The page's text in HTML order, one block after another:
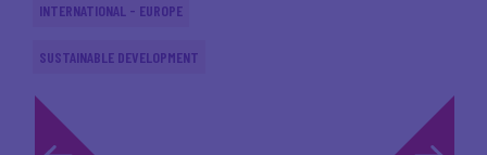
INTERNATIONAL - EUROPE
SUSTAINABLE DEVELOPMENT